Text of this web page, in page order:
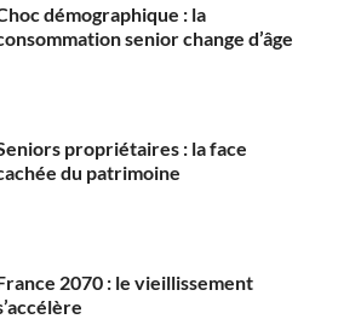
démographique : la
senior change d’âge
propriétaires : la face
du patrimoine
2070 : le vieillissement